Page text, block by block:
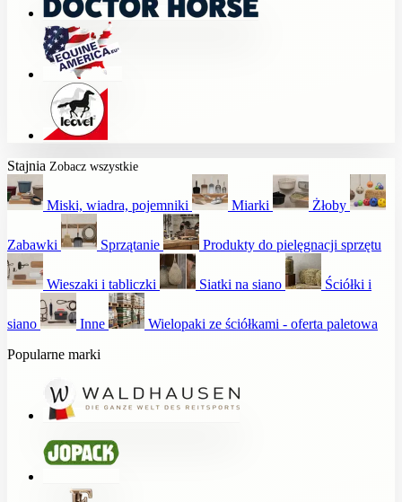
Stajnia Zobacz wszystkie
Miski, wiadra, pojemniki Miarki Żłoby
Zabawki Sprzątanie Produkty do pielęgnacji sprzętu
Wieszaki i tabliczki Siatki na siano Ściółki i
siano Inne
Wielopaki ze ściółkami - oferta paletowa
Popularne marki